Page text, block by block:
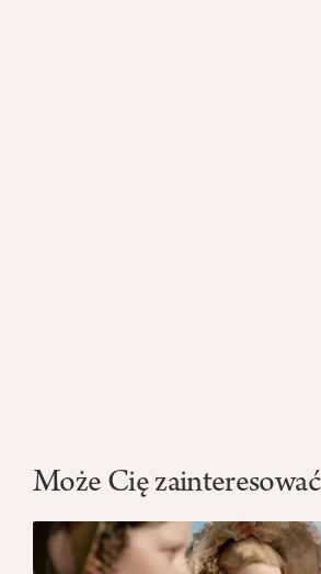
Może Cię zainteresować